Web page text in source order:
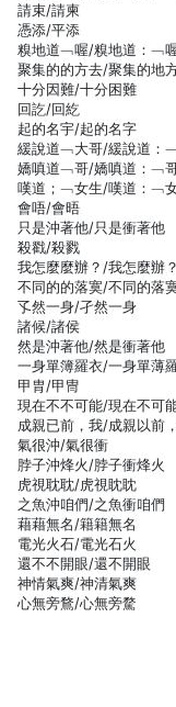
請束/請柬
憑添/平添
糗地道﹁喔/糗地道：﹁
聚集的的方去/聚集的地
十分因難/十分困難
回訖/回紇
起的名宇/起的名字
緩說道﹁大哥/緩說道：
嬌嗔道﹁哥/嬌嗔道：﹁
嘆道；﹁女生/嘆道：﹁
會唔/會晤
只是沖著他/只是衝著他
殺戳/殺戮
我怎麼麼辦？/我怎麼辦？
不同的的落寞/不同的落
孓然一身/孑然一身
諸候/諸侯
然是沖著他/然是衝著他
一身單簿羅衣/一身單薄
甲胄/甲冑
現在不不可能/現在不可
成親已前，我/成親以前
氣很沖/氣很衝
脖子沖烽火/脖子衝烽火
虎視耽耽/虎視眈眈
之魚沖咱們/之魚衝咱們
藉藉無名/籍籍無名
電光火石/電光石火
還不不開眼/還不開眼
神情氣爽/神清氣爽
心無旁鶩/心無旁騖